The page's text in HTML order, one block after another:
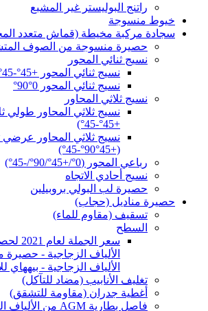
راتنج البوليستر غير المشبع
خيوط منسوجة
سجادة مركبة مخيطة (قماش متعدد
حصيرة منسوجة من الصوف
نسيج ثنائي المحور
نسيج ثنائي المحور +45°-45°
نسيج ثنائي المحور 0°90°
نسيج ثلاثي المحاور
+45°-45°)
نسيج ثلاثي المحاور عرضي
(+45°90°-45°)
رباعي المحور (0°/+45°/90°/-45°)
نسيج أحادي الاتجاه
حصيرة لب البولي بروبيلين
حصيرة مناديل (حجاب)
تسقيف (مقاوم للماء)
السطح
سعر
الألياف الزجاجية -
الألياف الزجاجية - بيههاي
تغليف الأنابيب (مضاد للتآكل)
أغطية جدران (مقاومة للتشقق)
فاصل بطارية AGM من الألياف الزجاجية